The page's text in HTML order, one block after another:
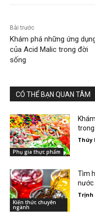
Bài trước
Khám phá những ứng
của Acid Malic trong đời
sống
CÓ THỂ BẠN QUAN TÂM
Phụ gia thực phẩm
Thúy
Kiến thức chuyên
ngành
Tìm
nước
Trịnh